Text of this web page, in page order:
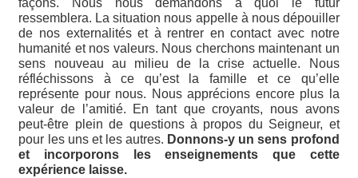
façons. Nous nous demandons à quoi le futur
ressemblera. La situation nous appelle à nous dépouiller
de nos externalités et à rentrer en contact avec notre
humanité et nos valeurs. Nous cherchons maintenant un
sens nouveau au milieu de la crise actuelle. Nous
réfléchissons à ce qu’est la famille et ce qu’elle
représente pour nous. Nous apprécions encore plus la
valeur de l’amitié. En tant que croyants, nous avons
peut-être plein de questions à propos du Seigneur, et
pour les uns et les autres. Donnons-y un sens profond
et incorporons les enseignements que cette
expérience laisse.